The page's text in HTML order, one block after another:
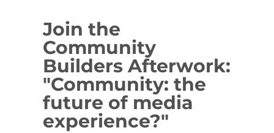
Join the
Community
Builders Afterwork:
"Community: the
future of media
experience?"